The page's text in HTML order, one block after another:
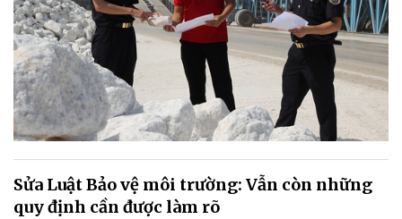
Sửa Luật Bảo vệ môi trường: Vẫn còn những
quy định cần được làm rõ